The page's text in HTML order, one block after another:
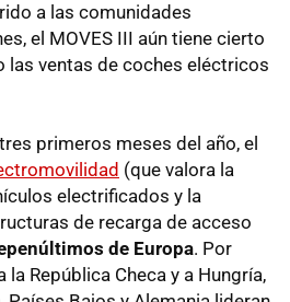
a las comunidades
el MOVES III aún tiene cierto
las ventas de coches eléctricos
primeros meses del año, el
(que valora la
electrificados y la
de recarga de acceso
de Europa. Por
República Checa y a Hungría,